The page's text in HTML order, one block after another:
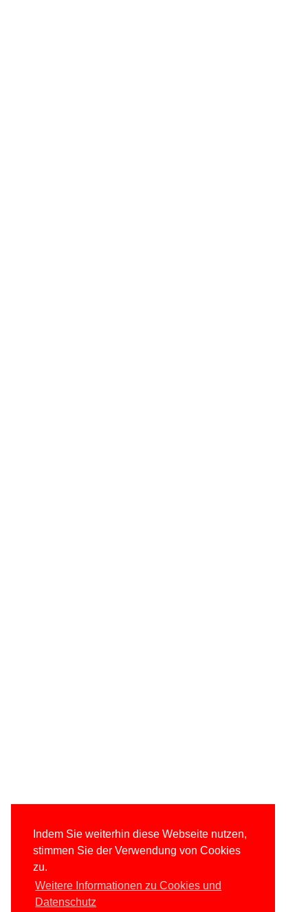
Indem Sie weiterhin diese Webseite nutzen,
stimmen Sie der Verwendung von Cookies
zu.
Weitere Informationen zu Cookies und
Datenschutz